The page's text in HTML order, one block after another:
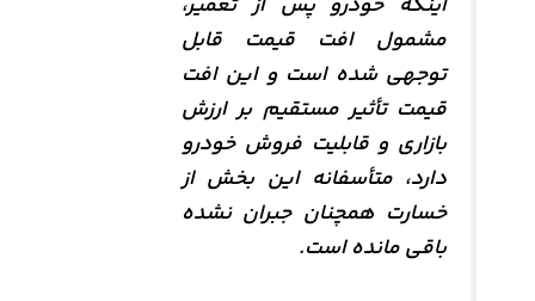
مشمول افت قیمت قابل
توجهی شده است و این افت
قیمت تأثیر مستقیم بر ارزش
بازاری و قابلیت فروش خودرو
دارد، متأسفانه این بخش از
خسارت همچنان جبران نشده
باقی مانده است.